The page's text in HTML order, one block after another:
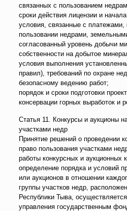
связанных с пользованием
сроки действия лицензии и
условия, связанные с
пользовании недрами,
согласованный уровень добычи
собственности на добытое
условия выполнения
правил), требований по охране
безопасному ведению работ;
порядок и сроки подготовки
консервации горных выработок и
Статья 11. Конкурсы и аукционы
участками недр
Принятие решений о проведении
право пользования участками
работы конкурсных и аукционных
определение порядка и условий
или аукционов в отношении
группы участков недр,
Республики Тыва,
управления государственным